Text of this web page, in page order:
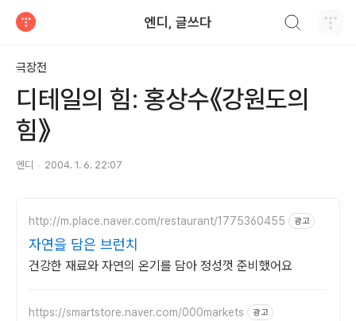
엔디, 글쓰다
극장전
디테일의 힘: 홍상수《강원도의
힘》
엔디 2004. 1. 6. 22:07
http://m.place.naver.com/restaurant/1775360455 광고
자연을 담은 브런치
건강한 재료와 자연의 온기를 담아 정성껏 준비했어요
https://smartstore.naver.com/000markets 광고